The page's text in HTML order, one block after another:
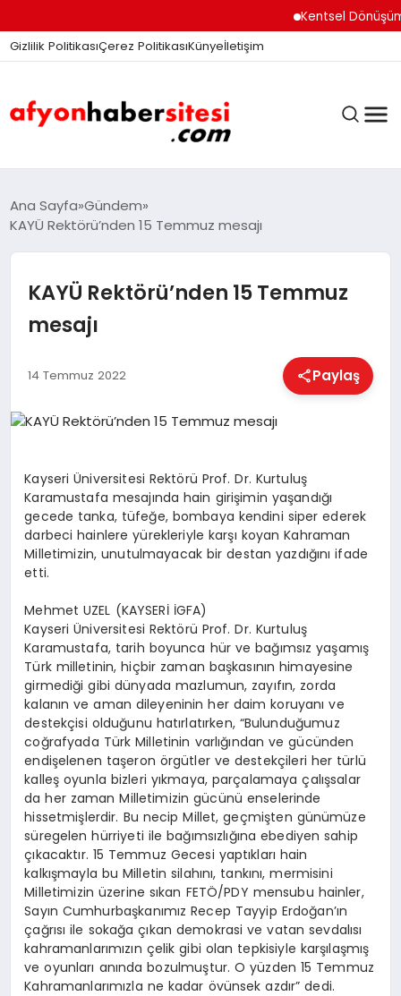
Kentsel Dönüşüm
Gizlilik PolitikasıÇerez PolitikasıKünyeİletişim
ANASAYFA
DÜNYA
HABERLER
MAGAZIN
SAĞLIK
SPOR
TEKNOLOJI
Ana Sayfa Gündem
KAYÜ Rektörü’nden 15 Temmuz mesajı
KAYÜ Rektörü’nden 15 Temmuz
mesajı
14 Temmuz 2022 Paylaş
Kayseri Üniversitesi Rektörü Prof. Dr. Kurtuluş
Karamustafa mesajında hain girişimin yaşandığı
gecede tanka, tüfeğe, bombaya kendini siper ederek
darbeci hainlere yürekleriyle karşı koyan Kahraman
Milletimizin, unutulmayacak bir destan yazdığını ifade
etti.
Mehmet UZEL (KAYSERİ İGFA)
Kayseri Üniversitesi Rektörü Prof. Dr. Kurtuluş
Karamustafa, tarih boyunca hür ve bağımsız yaşamış
Türk milletinin, hiçbir zaman başkasının himayesine
girmediği gibi dünyada mazlumun, zayıfın, zorda
kalanın ve aman dileyeninin her daim koruyanı ve
destekçisi olduğunu hatırlatırken, “Bulunduğumuz
coğrafyada Türk Milletinin varlığından ve gücünden
endişelenen taşeron örgütler ve destekçileri her türlü
kalleş oyunla bizleri yıkmaya, parçalamaya çalışsalar
da her zaman Milletimizin gücünü enselerinde
hissetmişlerdir. Bu necip Millet, geçmişten günümüze
süregelen hürriyeti ile bağımsızlığına ebediyen sahip
çıkacaktır. 15 Temmuz Gecesi yaptıkları hain
kalkışmayla bu Milletin silahını, tankını, mermisini
Milletimizin üzerine sıkan FETÖ/PDY mensubu hainler,
Sayın Cumhurbaşkanımız Recep Tayyip Erdoğan’ın
çağrısı ile sokağa çıkan demokrasi ve vatan sevdalısı
kahramanlarımızın çelik gibi olan tepkisiyle karşılaşmış
ve oyunları anında bozulmuştur. O yüzden 15 Temmuz
Kahramanlarımızla ne kadar övünsek azdır” dedi.